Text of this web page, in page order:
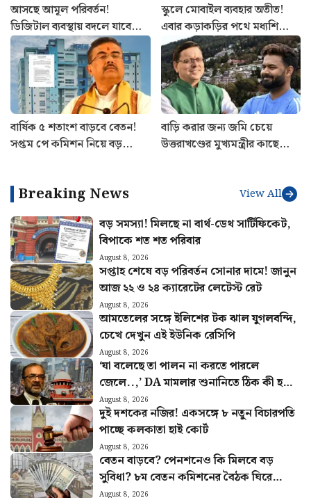
আসছে আমূল পরিবর্তন!
ডিজিটাল ব্যবস্থায় বদলে যাবে
কলকাতা মেট্রোর স্টেশন
পরিচালনা
স্কুলে মোবাইল ব্যবহার অতীত!
এবার কড়াকড়ির পথে মধ্যশিক্ষা
পর্ষদ, জারি বিজ্ঞপ্তি
বার্ষিক ৫ শতাংশ বাড়বে বেতন!
সপ্তম পে কমিশন নিয়ে বড়
বাড়ি করার জন্য জমি চেয়ে
উত্তরাখণ্ডের মুখ্যমন্ত্রীর কাছে
Breaking News View All
বড় সমস্যা! মিলছে না বার্থ-ডেথ সার্টিফিকেট,
বিপাকে শত শত পরিবার
August 8, 2026
সপ্তাহ শেষে বড় পরিবর্তন সোনার দামে! জানুন
আজ ২২ ও ২৪ ক্যারেটের লেটেস্ট রেট
August 8, 2026
আমতেলের সঙ্গে ইলিশের টক ঝাল যুগলবন্দি,
চেখে দেখুন এই ইউনিক রেসিপি
August 8, 2026
‘যা বলেছে তা পালন না করতে পারলে
জেলে..,’ DA মামলার শুনানিতে ঠিক কী হল?
জানালেন আইনজীবী বিকাশ রঞ্জন
August 8, 2026
দুই দশকের নজির! একসঙ্গে ৮ নতুন বিচারপতি
পাচ্ছে কলকাতা হাই কোর্ট
August 8, 2026
বেতন বাড়বে? পেনশনেও কি মিলবে বড়
সুবিধা? ৮ম বেতন কমিশনের বৈঠক ঘিরে
বাড়ছে আশা
August 8, 2026